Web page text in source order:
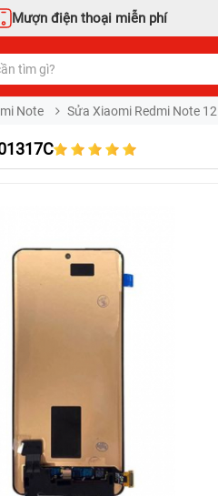
Mượn điện thoại miễn phí
Note Sửa Xiaomi Redmi Note